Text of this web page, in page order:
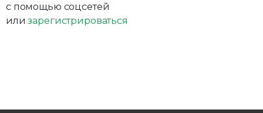
с помощью соцсетей
илизарегистрироваться